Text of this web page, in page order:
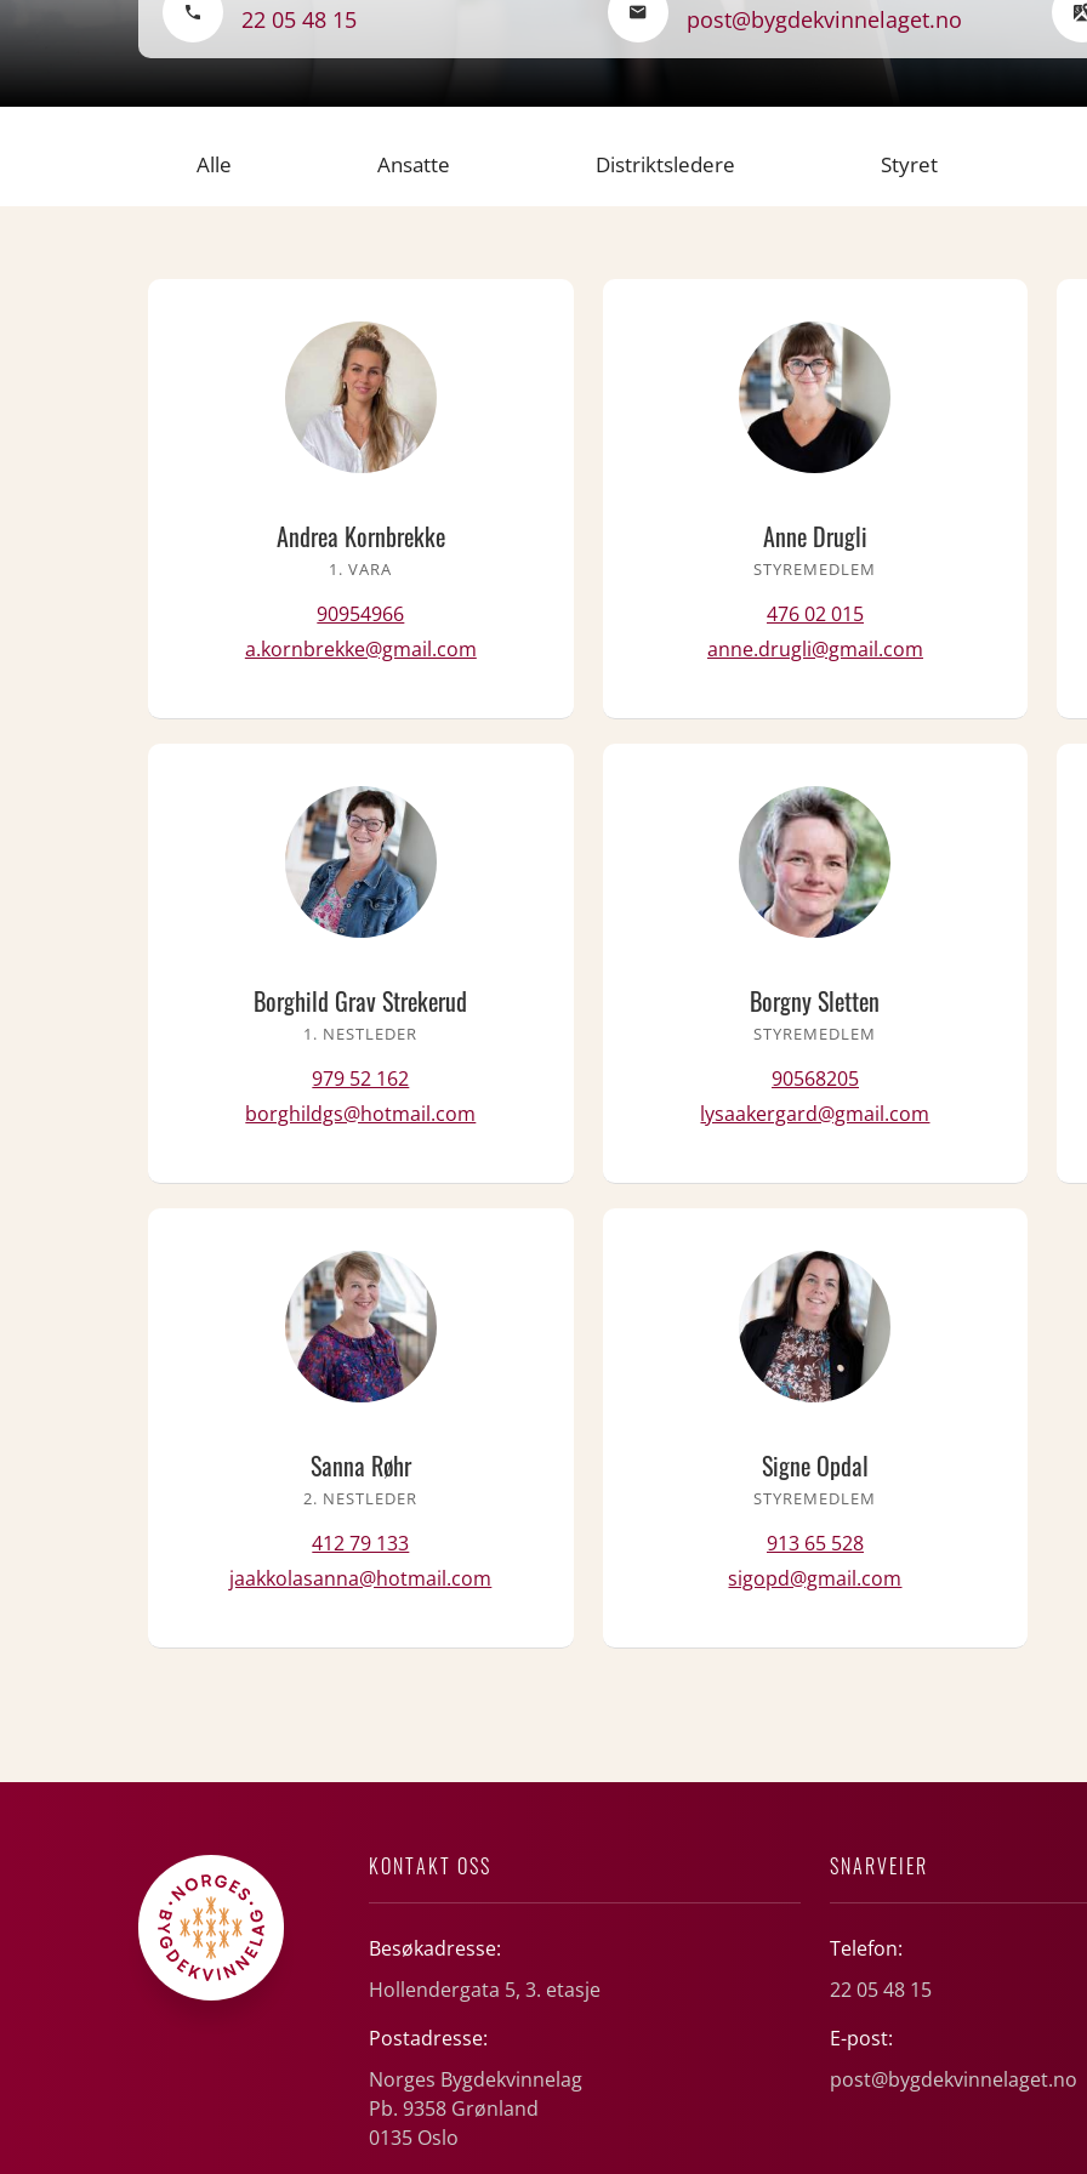
22 05 48 15 post@bygdekvinnelaget.no
Alle Ansatte Distriktsledere Styret
Andrea Kornbrekke
1. VARA
90954966
a.kornbrekke@gmail.com
Anne Drugli
STYREMEDLEM
476 02 015
anne.drugli@gmail.com
Borghild Grav Strekerud
1. NESTLEDER
979 52 162
borghildgs@hotmail.com
Borgny Sletten
STYREMEDLEM
90568205
lysaakergard@gmail.com
Sanna Røhr
2. NESTLEDER
412 79 133
jaakkolasanna@hotmail.com
Signe Opdal
STYREMEDLEM
913 65 528
sigopd@gmail.com
KONTAKT OSS
Besøkadresse:
Hollendergata 5, 3. etasje
Postadresse:
Norges Bygdekvinnelag
Pb. 9358 Grønland
0135 Oslo
SNARVEIER
Telefon:
22 05 48 15
E-post:
post@bygdekvinnelaget.no